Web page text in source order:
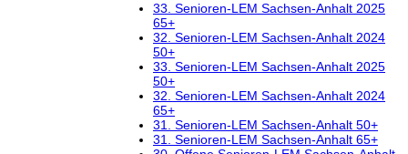
33. Senioren-LEM Sachsen-Anhalt 2025
65+
32. Senioren-LEM Sachsen-Anhalt 2024
50+
33. Senioren-LEM Sachsen-Anhalt 2025
50+
32. Senioren-LEM Sachsen-Anhalt 2024
65+
31. Senioren-LEM Sachsen-Anhalt 50+
31. Senioren-LEM Sachsen-Anhalt 65+